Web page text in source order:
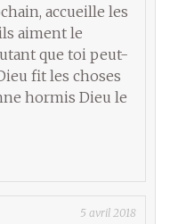
accueille les
aiment le
que toi peut-
fit les choses
hormis Dieu le
5 avril 2018